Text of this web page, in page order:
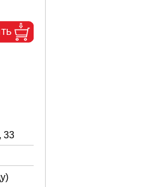
33